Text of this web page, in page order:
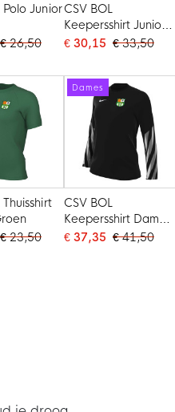
Polo Junior
€ 26,50
CSV BOL
Keepersshirt Junior
Zwart
€ 30,15 € 33,50
€ 23,50
Dames
CSV BOL
Keepersshirt Dames
Zwart
€ 37,35 € 41,50